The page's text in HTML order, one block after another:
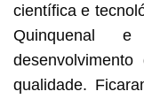
científica e
Quinquenal
qualidade.